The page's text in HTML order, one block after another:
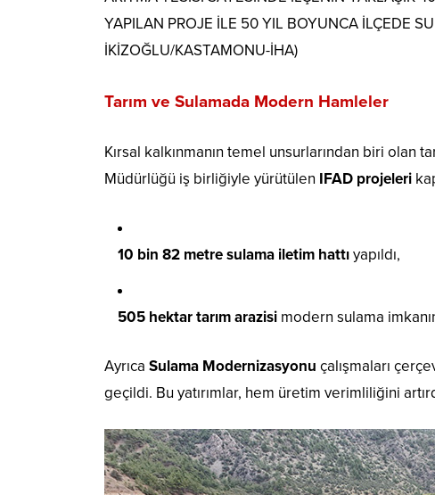
YAPILAN PROJE İLE 50 YIL BOYUNCA İLÇEDE
İKİZOĞLU/KASTAMONU-İHA)
Tarım ve Sulamada Modern Hamleler
Kırsal kalkınmanın temel unsurlarından biri olan
Müdürlüğü iş birliğiyle yürütülen IFAD projeleri
10 bin 82 metre sulama iletim hattıyapıldı,
505 hektar tarım arazisi modern sulama
Ayrıca Sulama Modernizasyonu çalışmaları
geçildi. Bu yatırımlar, hem üretim verimliliğini